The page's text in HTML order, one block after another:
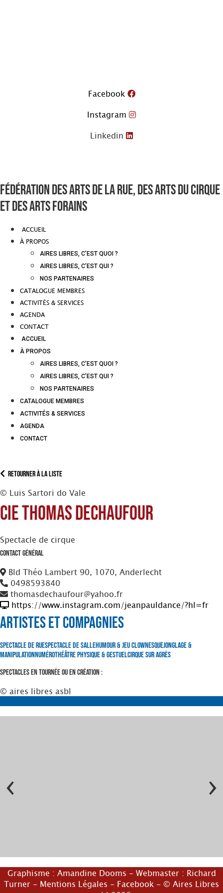
Facebook
Instagram
Linkedin
Fédération des arts de la rue, des arts du cirque
et des arts forains
ACCUEIL
À PROPOS
AIRES LIBRES, C’EST QUOI ?
AIRES LIBRES, C’EST QUI ?
NOS PARTENAIRES
CATALOGUE MEMBRES
ACTIVITÉS & SERVICES
AGENDA
CONTACT
ACCUEIL
À PROPOS
AIRES LIBRES, C’EST QUOI ?
AIRES LIBRES, C’EST QUI ?
NOS PARTENAIRES
CATALOGUE MEMBRES
ACTIVITÉS & SERVICES
AGENDA
CONTACT
Retourner à la liste
© Luis Sartori do Vale
Cie Thomas Dechaufour
Spectacle de cirque
Contact Général
Bld Théo Lambert 90, 1070, Anderlecht
0498593840
thomasdechaufour@yahoo.fr
https://www.instagram.com/jeanpauldance/?hl=fr
Artistes et Compagnies
Spectacle de RueSpectacle de SalleHumour & Jeu clownesqueJonglage &
ManipulationNuméroThéâtre Physique & GestuelCirque sur Agrès
Spectacles en tournée ou en création :
© aires libres asbl
‹ ›
Graphisme : Amandine Dooms - Webmaster : Richard
Turner - Mentions Légales - Facebook - © Aires Libres